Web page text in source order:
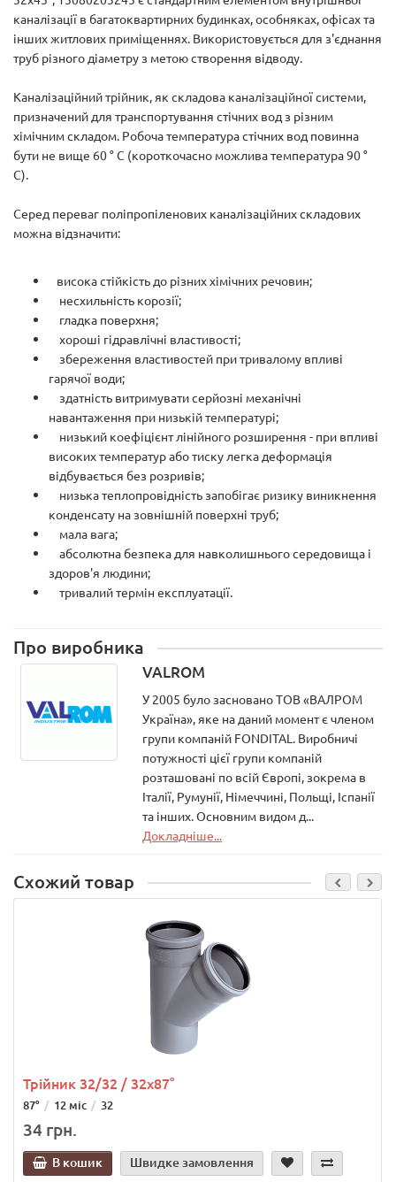
каналізації в багатоквартирних будинках, особняках, офісах та
інших житлових приміщеннях. Використовується для з'єднання
труб різного діаметру з метою створення відводу.
Каналізаційний трійник, як складова каналізаційної системи,
призначений для транспортування стічних вод з різним
хімічним складом. Робоча температура стічних вод повинна
бути не вище 60 ° С (короткочасно можлива температура 90 °
С).
Серед переваг поліпропіленових каналізаційних складових
можна відзначити:
висока стійкість до різних хімічних речовин;
несхильність корозії;
гладка поверхня;
хороші гідравлічні властивості;
збереження властивостей при тривалому впливі
гарячої води;
здатність витримувати серйозні механічні
навантаження при низькій температурі;
низький коефіцієнт лінійного розширення - при впливі
високих температур або тиску легка деформація
відбувається без розривів;
низька теплопровідність запобігає ризику виникнення
конденсату на зовнішній поверхні труб;
мала вага;
абсолютна безпека для навколишнього середовища і
здоров'я людини;
тривалий термін експлуатації.
Про виробника
VALROM
У 2005 було засновано ТОВ «ВАЛРОМ
Україна», яке на даний момент є членом
групи компаній FONDITAL. Виробничі
потужності цієї групи компаній
розташовані по всій Європі, зокрема в
Італії, Румунії, Німеччині, Польщі, Іспанії
та інших. Основним видом д...
Докладніше...
Схожий товар
Трійник 32/32 / 32х87°
87° 12 міс 32
34 грн.
В кошик Швидке замовлення